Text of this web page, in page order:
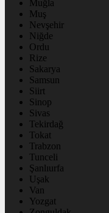
Muğla
Muş
Nevşehir
Niğde
Ordu
Rize
Sakarya
Samsun
Siirt
Sinop
Sivas
Tekirdağ
Tokat
Trabzon
Tunceli
Şanlıurfa
Uşak
Van
Yozgat